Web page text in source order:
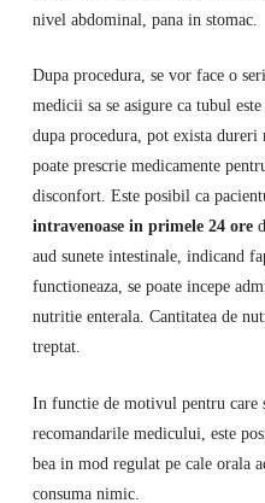
nivel abdominal, pana in stomac.
Dupa procedura, se vor face o
medicii sa se asigure ca tubul
dupa procedura, pot exista
poate prescrie medicamente
disconfort. Este posibil ca
intravenoase in primele 24 ore
aud sunete intestinale, indicand
functioneaza, se poate incepe
nutritie enterala. Cantitatea de
treptat.
In functie de motivul pentru care
recomandarile medicului, este
bea in mod regulat pe cale orala
consuma nimic.